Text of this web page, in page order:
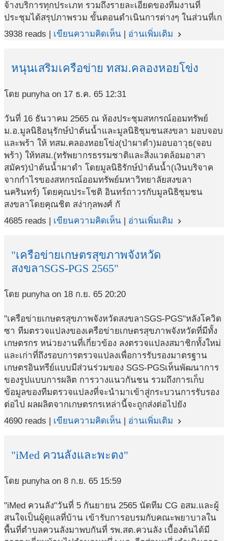
จ้างบริการทุกประเภท รวมถึงรายละเอียดของทีมงานที่
ประชุมได้สรุปภาพรวม ขั้นตอนดำเนินการต่างๆ ในส่วนที่เก
3938 reads | เขียนความคิดเห็น | อ่านเพิ่มเติม navigate_next
หนุนเสริมเครือข่าย ทสม.คลองหอยโข่ง
โดย punyha on 17 ธ.ค. 65 12:31
วันที่ 16 ธันวาคม 2565 ณ ห้องประชุมสหกรณ์ออมทรัพย์
ม.อ.มูลนิธิอนุรักษ์ป่าต้นน้ำและมูลนิธิชุมชนสงขลา มอบจอบ
และพร้า ให้ ทสม.คลองหอยโข่ง(ป่าผาดำ)มอบอาวุธ(จอบ
พร้า) ให้ทสม.(ทรัพยากรธรรมชาติและสิ่งแวดล้อมอาสา
สมัคร)ป่าต้นน้ำผาดำ โดยมูลนิธิรักษ์ป่าต้นน้ำ(เงินบริจาค
จากกำไรของสหกรณ์ออมทรัพย์มหาวิทยาลัยสงขลา
นครินทร์) โดยคุณประโชติ อินทร์ถาวรกับมูลนิธิชุมชน
สงขลาโดยคุณชิต สง่ากุลพงศ์ กั
4685 reads | เขียนความคิดเห็น | อ่านเพิ่มเติม navigate_next
"เครือข่ายเกษตรสุขภาพจังหวัด
สงขลาSGS-PGS 2565"
โดย punyha on 18 ก.ย. 65 20:20
"เครือข่ายเกษตรสุขภาพจังหวัดสงขลาSGS-PGS"หลังโควิด
ซา ทีมตรวจแปลงของเครือข่ายเกษตรสุขภาพจังหวัดที่มีทั้ง
เกษตรกร หน่วยงานที่เกี่ยวข้อง ลงตรวจแปลงสมาชิกทั้งใหม่
และเก่าที่ถึงรอบการตรวจแปลงเพื่อการรับรองมาตรฐาน
เกษตรอินทรีย์แบบมีส่วนร่วมของ SGS-PGSเห็นพัฒนาการ
ของรูปแบบการผลิต การวางแนวกันชน รวมถึงการเก็บ
ข้อมูลของทีมตรวจแปลงที่จะนำมาเข้าสู่กระบวนการรับรอง
ต่อไป ผลผลิตจากเกษตรกรเหล่านี้จะถูกส่งต่อไปยัง
4690 reads | เขียนความคิดเห็น | อ่านเพิ่มเติม navigate_next
"iMed ควนลังและพะตง"
โดย punyha on 8 ก.ย. 65 15:59
"iMed ควนลัง"วันที่ 5 กันยายน 2565 นัดทีม CG อสม.และผู้
สนใจเป็นผู้ดูแลที่บ้าน เข้ารับการอบรมกับคณะพยาบาลใน
พื้นที่ตำบลควนลังมาพบกันที่ รพ.สต.ควนลัง เบื้องต้นได้มี